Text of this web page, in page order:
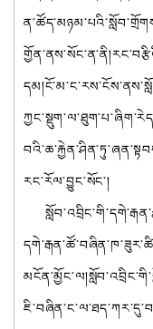
རང་རོལ་བྱུང་སོང་།